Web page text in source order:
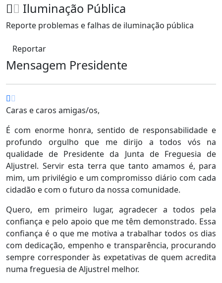
Iluminação Pública
Reporte problemas e falhas de iluminação pública
Reportar
Mensagem Presidente
Caras e caros amigas/os,
É com enorme honra, sentido de responsabilidade e
profundo orgulho que me dirijo a todos vós na
qualidade de Presidente da Junta de Freguesia de
Aljustrel. Servir esta terra que tanto amamos é, para
mim, um privilégio e um compromisso diário com cada
cidadão e com o futuro da nossa comunidade.
Quero, em primeiro lugar, agradecer a todos pela
confiança e pelo apoio que me têm demonstrado. Essa
confiança é o que me motiva a trabalhar todos os dias
com dedicação, empenho e transparência, procurando
sempre corresponder às expetativas de quem acredita
numa freguesia de Aljustrel melhor.